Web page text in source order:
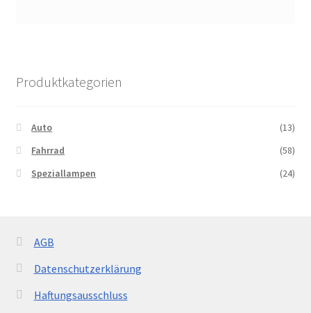
Produktkategorien
Auto
(13)
Fahrrad
(58)
Speziallampen
(24)
AGB
Datenschutzerklärung
Haftungsausschluss